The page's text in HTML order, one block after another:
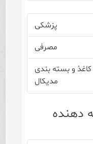
پزشکی
مصرفی
کاغذ و بسته بندی
مدیکال
دهنده